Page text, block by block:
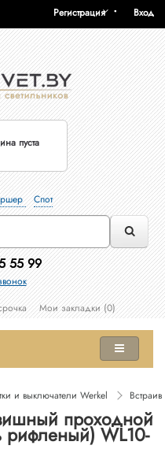
Вход
Регистрация
пуста
Спот
55 99
Мои закладки (0)
и выключатели Werkel
проходной
рифленый) WL10-